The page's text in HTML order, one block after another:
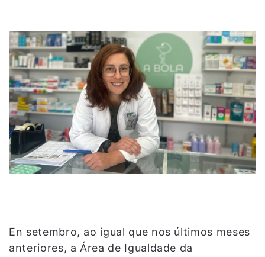
En setembro, ao igual que nos últimos meses
anteriores, a Área de Igualdade da